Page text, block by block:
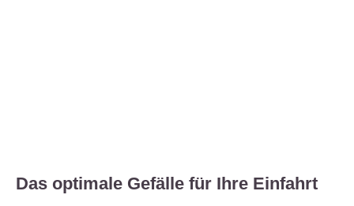
Das optimale Gefälle für Ihre Einfahrt